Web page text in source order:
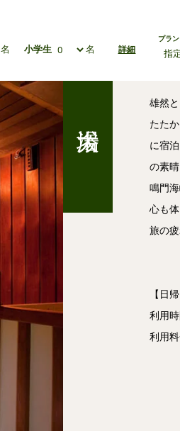
名 小学生 名 詳細
プラ
雄然
たた
に宿
の素
鳴門
心も
旅の
【日
利用
利用
未
※タ